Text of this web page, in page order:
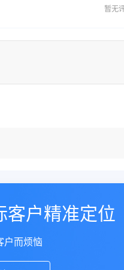
暂无
客户精准定位
户而烦恼